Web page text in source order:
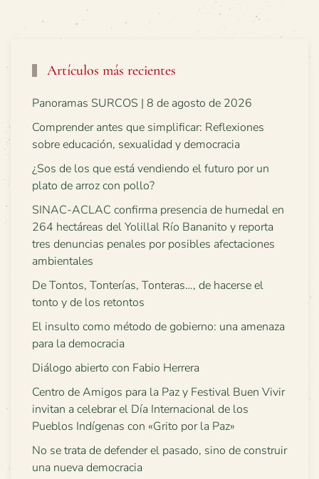
Artículos más recientes
Panoramas SURCOS | 8 de agosto de 2026
Comprender antes que simplificar: Reflexiones
sobre educación, sexualidad y democracia
¿Sos de los que está vendiendo el futuro por un
plato de arroz con pollo?
SINAC-ACLAC confirma presencia de humedal en
264 hectáreas del Yolillal Río Bananito y reporta
tres denuncias penales por posibles afectaciones
ambientales
De Tontos, Tonterías, Tonteras…, de hacerse el
tonto y de los retontos
El insulto como método de gobierno: una amenaza
para la democracia
Diálogo abierto con Fabio Herrera
Centro de Amigos para la Paz y Festival Buen Vivir
invitan a celebrar el Día Internacional de los
Pueblos Indígenas con «Grito por la Paz»
No se trata de defender el pasado, sino de construir
una nueva democracia